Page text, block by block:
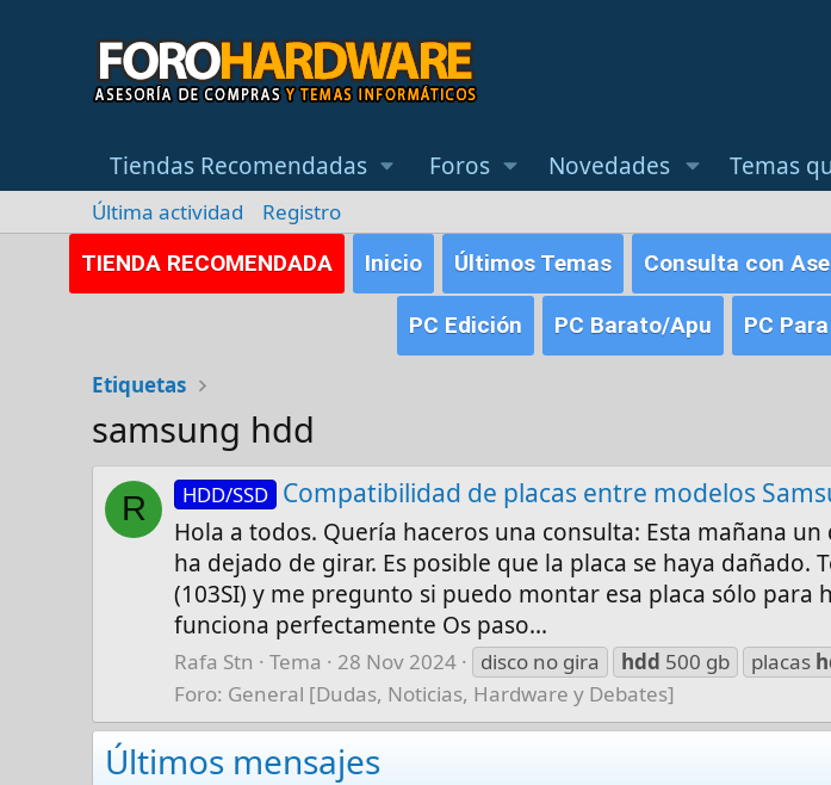
Tiendas Recomendadas Foros Novedades Temas
Última actividad
Registro
TIENDA RECOMENDADA
Inicio Últimos Temas Consulta con
PC Edición PC Barato/Apu PC
Etiquetas
samsung hdd
R HDD/SSD Compatibilidad de placas entre modelos
Hola a todos. Quería haceros una consulta: Esta mañana un
ha dejado de girar. Es posible que la placa se haya dañado.
(103SI) y me pregunto si puedo montar esa placa sólo para
funciona perfectamente Os paso...
Rafa Stn Tema 28 Nov 2024 disco no gira hdd 500 gb placas
Foro: General [Dudas, Noticias, Hardware y Debates]
Últimos mensajes